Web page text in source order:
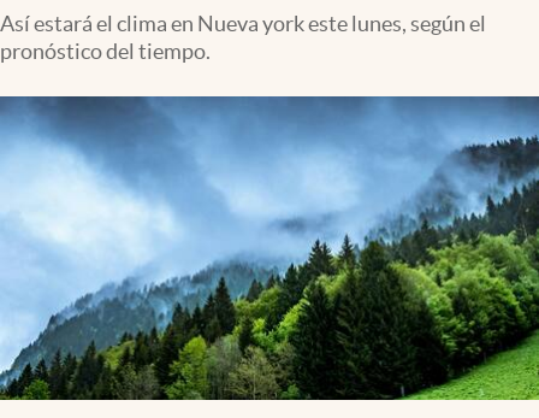
Streaming
PC y mobile
Lifestyle
USA
Así estará el clima en Nueva york este lunes, según el
pronóstico del tiempo.